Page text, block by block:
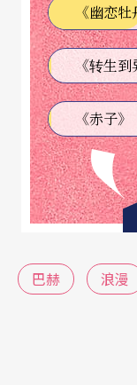
指挥与管风琴
气，但一定能
江靖波指挥布
第三奖的他，
我们听到什么
多久没有洗涤
验，把期待拿
《幽恋牡
《赤子》
巴赫 浪漫